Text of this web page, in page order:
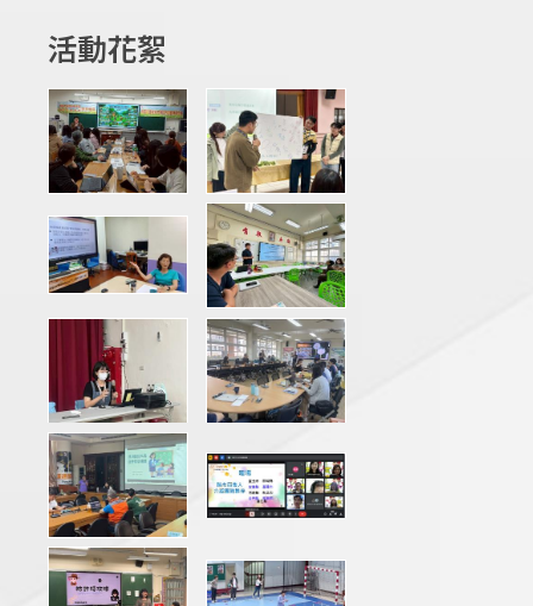
活動花絮